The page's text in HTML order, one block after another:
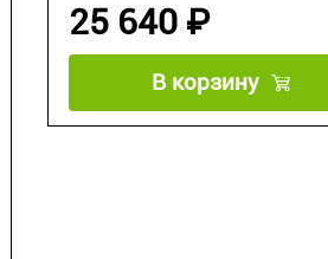
25 640 ₽
В корзину